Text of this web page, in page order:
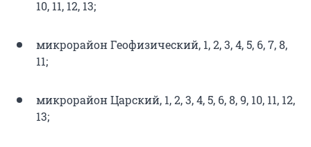
10, 11, 12, 13;
микрорайон Геофизический, 1, 2, 3, 4, 5, 6, 7, 8,
11;
микрорайон Царский, 1, 2, 3, 4, 5, 6, 8, 9, 10, 11, 12,
13;